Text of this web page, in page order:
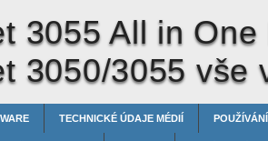
3055 All in
3050/3055 vše
TECHNICKÉ ÚDAJE MÉDIÍ